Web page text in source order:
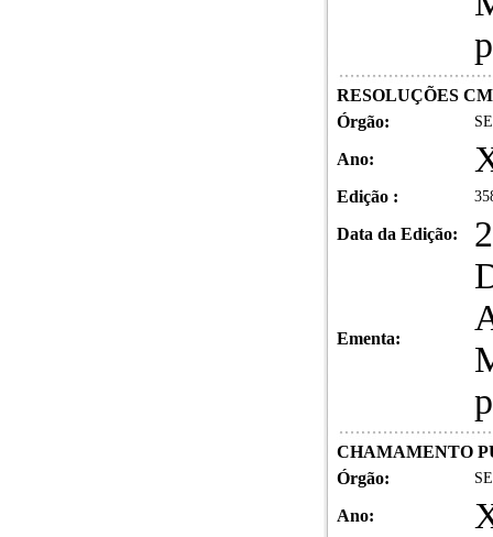
RESOLUÇÕES
Órgão:
Ano:
Edição :
Data da Edição:
Ementa:
CHAMAMENTO
Órgão:
Ano: